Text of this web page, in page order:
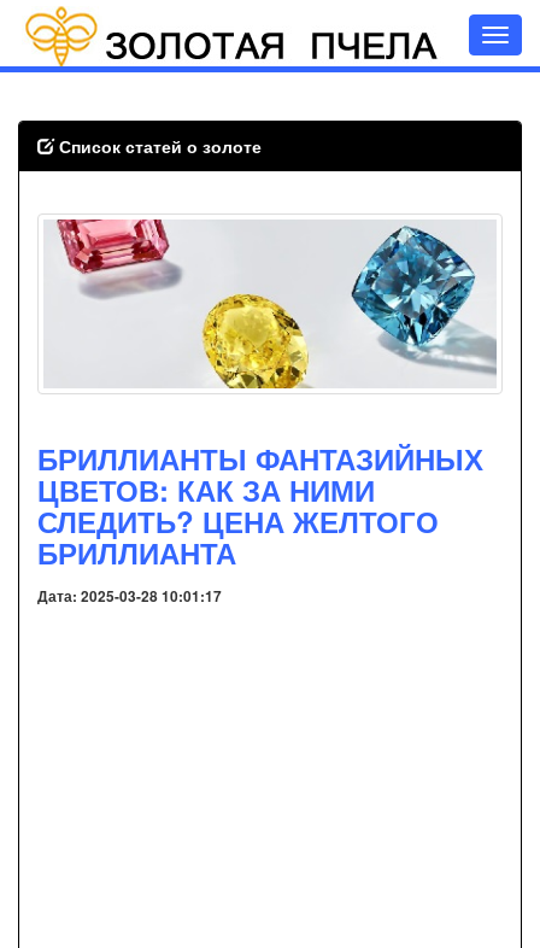
Список статей о золоте
БРИЛЛИАНТЫ ФАНТАЗИЙНЫХ
ЦВЕТОВ: КАК ЗА НИМИ
СЛЕДИТЬ? ЦЕНА ЖЕЛТОГО
БРИЛЛИАНТА
Дата: 2025-03-28 10:01:17